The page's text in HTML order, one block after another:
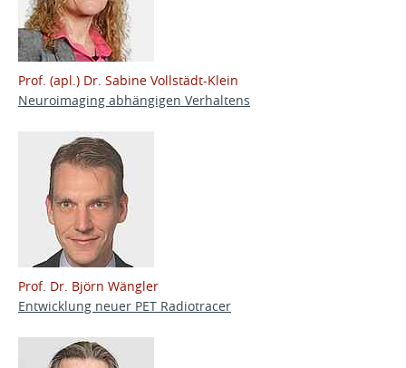
Prof. (apl.) Dr. Sabine Vollstädt-Klein
Neuroimaging abhängigen Verhaltens
Prof. Dr. Björn Wängler
Entwicklung neuer PET Radiotracer